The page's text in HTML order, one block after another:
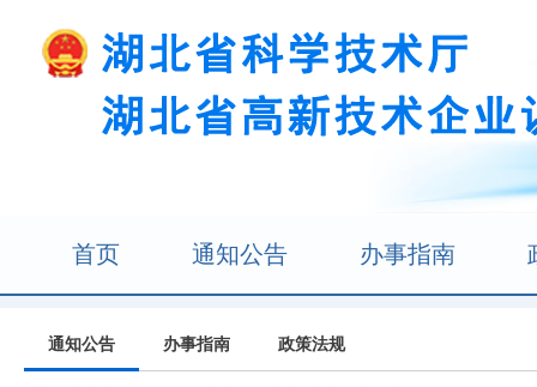
首页 通知公告 办事指南
通知公告 办事指南 政策法规